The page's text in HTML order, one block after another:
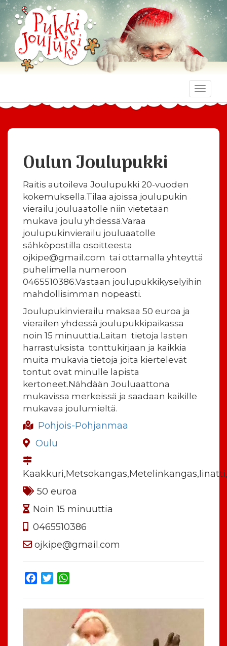
Toggle
Oulun Joulupukki
Raitis autoileva Joulupukki 20-vuoden
kokemuksella.Tilaa ajoissa joulupukin
vierailu jouluaatolle niin vietetään
mukava joulu yhdessä.Varaa
joulupukinvierailu jouluaatolle
sähköpostilla osoitteesta
ojkipe@gmail.com tai ottamalla yhteyttä
puhelimella numeroon
0465510386.Vastaan joulupukkikyselyihin
mahdollisimman nopeasti.
Joulupukinvierailu maksaa 50 euroa ja
vierailen yhdessä joulupukkipaikassa
noin 15 minuuttia.Laitan tietoja lasten
harrastuksista tonttukirjaan ja kaikkia
muita mukavia tietoja joita kiertelevät
tontut ovat minulle lapista
kertoneet.Nähdään Jouluaattona
mukavissa merkeissä ja saadaan kaikille
mukavaa joulumieltä.
Pohjois-Pohjanmaa
Oulu
50 euroa
Noin 15 minuuttia
0465510386
ojkipe@gmail.com
Facebook
Twitter